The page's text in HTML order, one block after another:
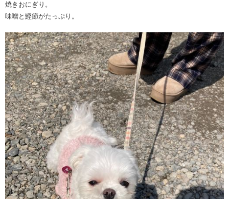
焼きおにぎり。
味噌と鰹節がたっぷり。